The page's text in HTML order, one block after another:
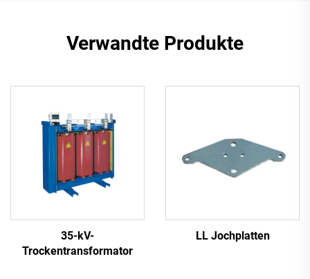
Verwandte Produkte
35-kV-
Trockentransformator
LL Jochplatten